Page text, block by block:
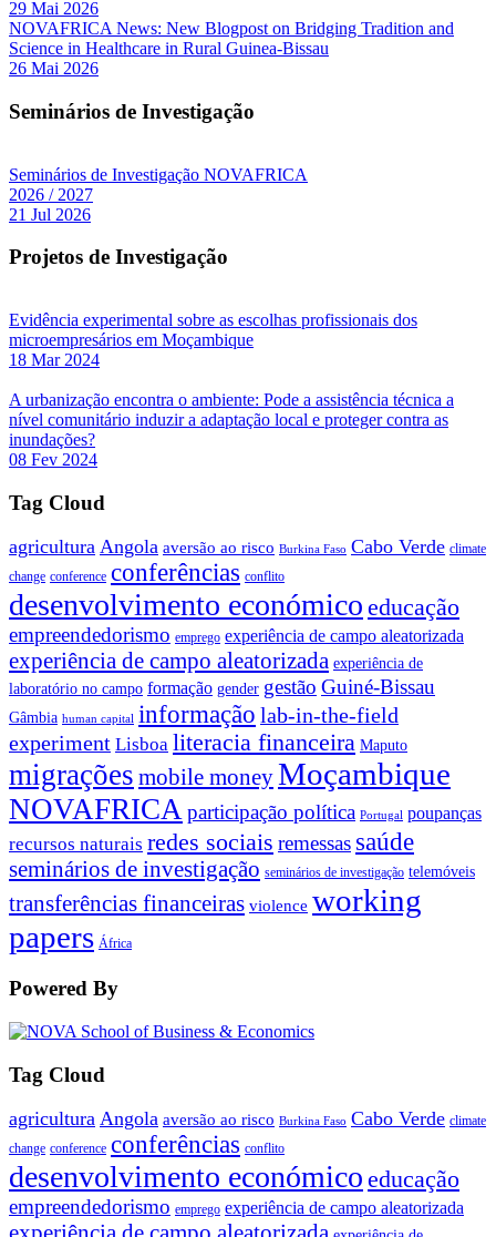
29 Mai 2026
NOVAFRICA News: New Blogpost on Bridging Tradition and
Science in Healthcare in Rural Guinea-Bissau
26 Mai 2026
Seminários de Investigação
Seminários de Investigação NOVAFRICA
2026 / 2027
21 Jul 2026
Projetos de Investigação
Evidência experimental sobre as escolhas profissionais dos
microempresários em Moçambique
18 Mar 2024
A urbanização encontra o ambiente: Pode a assistência técnica a
nível comunitário induzir a adaptação local e proteger contra as
inundações?
08 Fev 2024
Tag Cloud
agricultura Angola aversão ao risco Burkina Faso Cabo Verde climate
change conference conferências conflito
desenvolvimento económico educação
empreendedorismo emprego experiência de campo aleatorizada
experiência de campo aleatorizada experiência de
laboratório no campo formação gender gestão Guiné-Bissau
Gâmbia human capital informação lab-in-the-field
experiment Lisboa literacia financeira Maputo
migrações mobile moneyMoçambique
NOVAFRICAparticipação política Portugal poupanças
recursos naturais redes sociais remessas saúde
seminários de investigação seminários de investigação telemóveis
transferências financeiras violence working
papers África
Powered By
Tag Cloud
agricultura Angola aversão ao risco Burkina Faso Cabo Verde climate
change conference conferências conflito
desenvolvimento económico educação
empreendedorismo emprego experiência de campo aleatorizada